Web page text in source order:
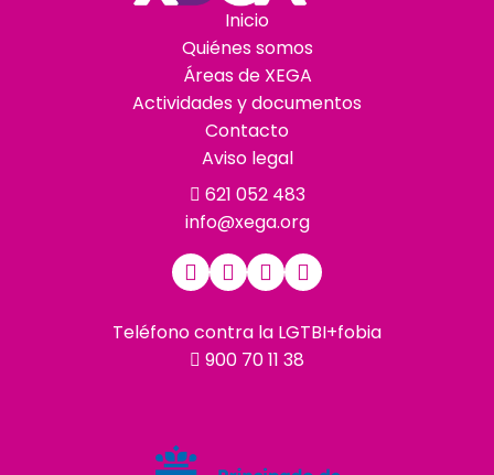
Inicio
Quiénes somos
Áreas de XEGA
Actividades y documentos
Contacto
Aviso legal
621 052 483
info@xega.org
Teléfono contra la LGTBI+fobia
900 70 11 38